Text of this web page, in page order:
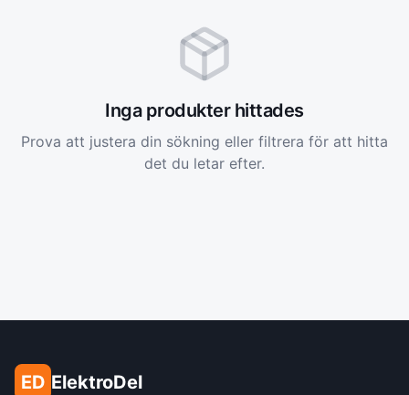
Inga produkter hittades
Prova att justera din sökning eller filtrera för att hitta
det du letar efter.
ED ElektroDel